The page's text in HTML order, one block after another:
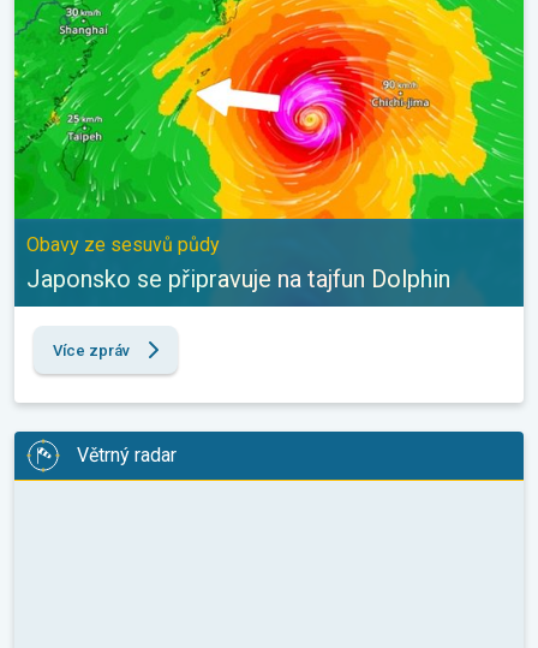
Obavy ze sesuvů půdy
Japonsko se připravuje na tajfun Dolphin
Více zpráv
Větrný radar